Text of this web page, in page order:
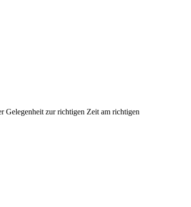
Gelegenheit zur richtigen Zeit am richtigen